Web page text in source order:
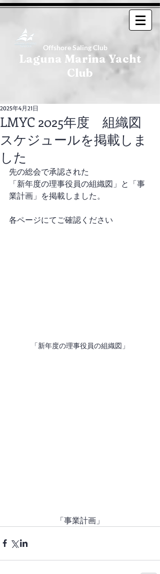
Offshore Saling Club
Laguna Marina Yacht
Club
LMYC 2025年度 組織図
スケジュールを掲載しま
した
2025年4月21日
先の総会で承認された
「新年度の理事役員の組織図」と「事
業計画」を掲載しました。
各ページにてご確認ください
「新年度の理事役員の組織図」
「事業計画」